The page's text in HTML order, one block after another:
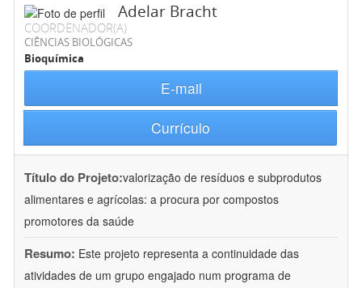
Adelar Bracht
COORDENADOR(A)
CIÊNCIAS BIOLÓGICAS
Bioquímica
E-mail
Currículo
Título do Projeto:valorização de resíduos e subprodutos
alimentares e agrícolas: a procura por compostos
promotores da saúde
Resumo: Este projeto representa a continuidade das
atividades de um grupo engajado num programa de